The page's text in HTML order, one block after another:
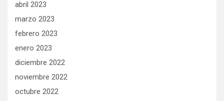
abril 2023
marzo 2023
febrero 2023
enero 2023
diciembre 2022
noviembre 2022
octubre 2022